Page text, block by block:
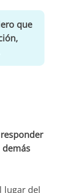
que
lugar del